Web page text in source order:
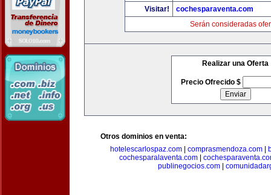
Visitar!
cochesparaventa.com
Serán consideradas
Realizar una Oferta
Precio Ofrecido $
Otros dominios en venta:
hotelescarlospaz.com| comprasmendoza.com|
cochesparalaventa.com
publinegocios.com|